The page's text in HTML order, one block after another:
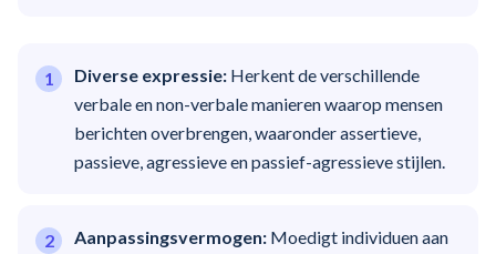
Diverse expressie: Herkent de verschillende
verbale en non-verbale manieren waarop mensen
berichten overbrengen, waaronder assertieve,
passieve, agressieve en passief-agressieve stijlen.
Aanpassingsvermogen: Moedigt individuen aan